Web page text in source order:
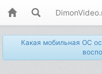
Какая мобильная ОС